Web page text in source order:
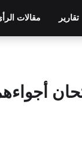
تقارير مقالات